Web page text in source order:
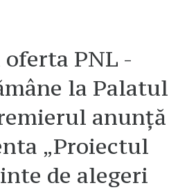
oferta PNL -
la Palatul
anunță
„Proiectul
de alegeri